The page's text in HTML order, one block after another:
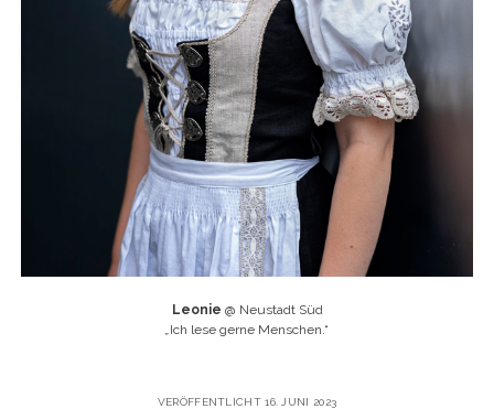
Leonie @ Neustadt Süd
Ich lese gerne Menschen.“
VERÖFFENTLICHT 16. JUNI 2023